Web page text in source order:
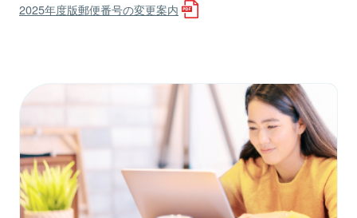
2025年度版郵便番号の変更案内